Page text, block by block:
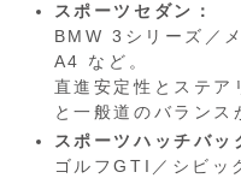
スポーツセダン：
BMW 3シリーズ／
A4 など。
直進安定性とステア
と一般道のバランス
スポーツハッチバッ
ゴルフGTI／シビッ